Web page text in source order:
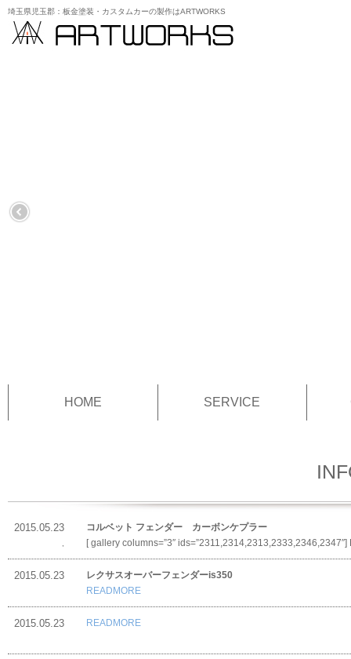
埼玉県児玉郡：板金塗装・カスタムカーの製作はARTWORKS
HOME SERVICE
2015.05.23
コルベット フェンダー カーボンケプラー
[ gallery columns=”3″
2015.05.23
レクサスオーバーフェンダーis350
READMORE
2015.05.23 READMORE